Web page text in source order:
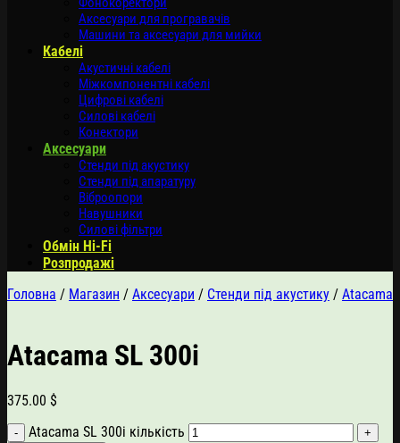
Аксесуари для програвачів
Машини та аксесуари для мийки
Кабелі
Акустичні кабелі
Міжкомпонентні кабелі
Цифрові кабелі
Силові кабелі
Конектори
Аксесуари
Стенди під акустику
Стенди під апаратуру
Віброопори
Навушники
Силові фільтри
Обмін Hi-Fi
Розпродажі
Головна / Магазин / Аксесуари / Стенди під акустику / Atacama
Atacama SL 300i
375.00 $
Atacama SL 300i кількість